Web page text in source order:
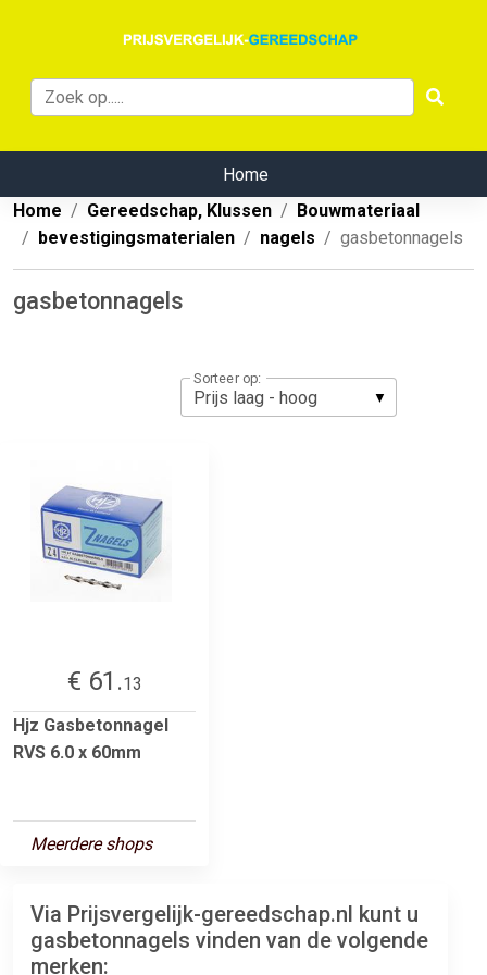
Home
Home
Gereedschap, Klussen
Bouwmateriaal
bevestigingsmaterialen
nagels gasbetonnagels
gasbetonnagels
Sorteer op:
€ 61.13
Hjz Gasbetonnagel
RVS 6.0 x 60mm
Meerdere shops
Via Prijsvergelijk-gereedschap.nl kunt u
gasbetonnagels vinden van de volgende
merken: